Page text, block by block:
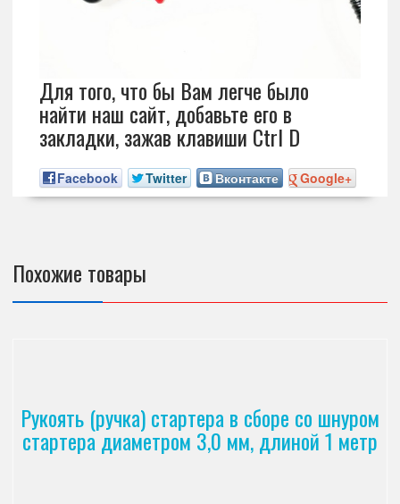
Для того, что бы Вам легче было
найти наш сайт, добавьте его в
закладки, зажав клавиши Ctrl D
Facebook Twitter Вконтакте Google+
Похожие товары
Рукоять (ручка) стартера в сборе со шнуром
стартера диаметром 3,0 мм, длиной 1 метр